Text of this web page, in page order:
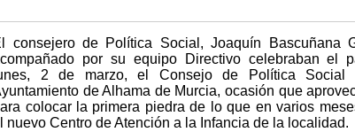
consejero de Política Social, Joaquín Bascuñana
por su equipo Directivo celebraban el
2 de marzo, el Consejo de Política Social
de Alhama de Murcia, ocasión que
colocar la primera piedra de lo que en varios
nuevo Centro de Atención a la Infancia de la localidad.